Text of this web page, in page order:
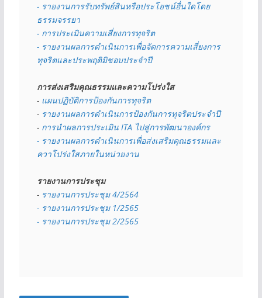
- รายงานการรับทรัพย์สินหรือประโยชน์อื่นใดโดย
ธรรมจรรยา
- การประเมินความเสี่ยงการทุจริต
- รายงานผลการดำเนินการเพื่อจัดการความเสี่ยงการ
ทุจริตและประพฤติมิชอบประจำปี
การส่งเสริมคุณธรรมและความโปร่งใส
- แผนปฏิบัติการป้องกันการทุจริต
- รายงานผลการดำเนินการป้องกันการทุจริตประจำปี
- การนำผลการประเมิน ITA ไปสู่การพัฒนาองค์กร
- รายงานผลการดำเนินการเพื่อส่งเสริมคุณธรรมและ
ควาโปร่งใสภายในหน่วยงาน
รายงานการประชุม
- รายงานการประชุม 4/2564
- รายงานการประชุม 1/2565
- รายงานการประชุม 2/2565